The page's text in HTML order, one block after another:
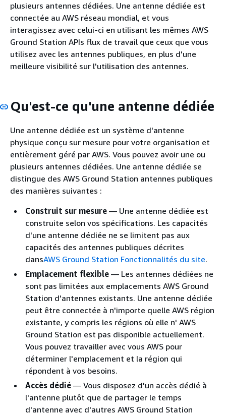
plusieurs antennes dédiées. Une antenne dédiée est
connectée au AWS réseau mondial, et vous
interagissez avec celui-ci en utilisant les mêmes AWS
Ground Station APIs flux de travail que ceux que vous
utilisez avec les antennes publiques, en plus d'une
meilleure visibilité sur l'utilisation des antennes.
Qu'est-ce qu'une antenne dédiée
Une antenne dédiée est un système d'antenne
physique conçu sur mesure pour votre organisation et
entièrement géré par AWS. Vous pouvez avoir une ou
plusieurs antennes dédiées. Une antenne dédiée se
distingue des AWS Ground Station antennes publiques
des manières suivantes :
Construit sur mesure — Une antenne dédiée est
construite selon vos spécifications. Les capacités
d'une antenne dédiée ne se limitent pas aux
capacités des antennes publiques décrites
dansAWS Ground Station Fonctionnalités du site.
Emplacement flexible — Les antennes dédiées ne
sont pas limitées aux emplacements AWS Ground
Station d'antennes existants. Une antenne dédiée
peut être connectée à n'importe quelle AWS région
existante, y compris les régions où elle n' AWS
Ground Station est pas disponible actuellement.
Vous pouvez travailler avec vous AWS pour
déterminer l'emplacement et la région qui
répondent à vos besoins.
Accès dédié — Vous disposez d'un accès dédié à
l'antenne plutôt que de partager le temps
d'antenne avec d'autres AWS Ground Station